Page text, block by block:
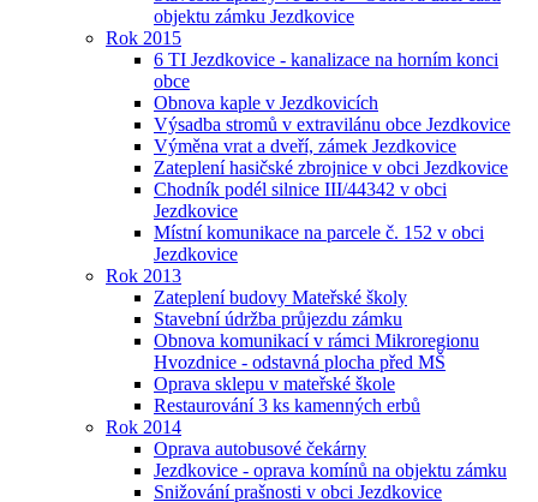
objektu zámku Jezdkovice
Rok 2015
6 TI Jezdkovice - kanalizace na horním konci
obce
Obnova kaple v Jezdkovicích
Výsadba stromů v extravilánu obce Jezdkovice
Výměna vrat a dveří, zámek Jezdkovice
Zateplení hasičské zbrojnice v obci Jezdkovice
Chodník podél silnice III/44342 v obci
Jezdkovice
Místní komunikace na parcele č. 152 v obci
Jezdkovice
Rok 2013
Zateplení budovy Mateřské školy
Stavební údržba průjezdu zámku
Obnova komunikací v rámci Mikroregionu
Hvozdnice - odstavná plocha před MŠ
Oprava sklepu v mateřské škole
Restaurování 3 ks kamenných erbů
Rok 2014
Oprava autobusové čekárny
Jezdkovice - oprava komínů na objektu zámku
Snižování prašnosti v obci Jezdkovice